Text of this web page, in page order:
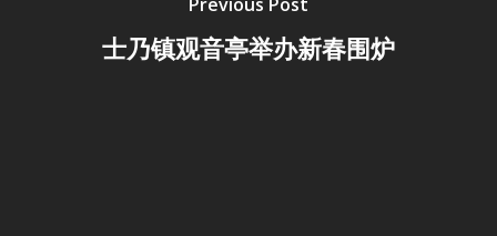
士乃镇观音亭举办新春围炉